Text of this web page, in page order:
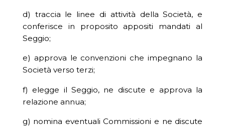
d) traccia le linee di attività della Società, e
conferisce in proposito appositi mandati al
Seggio;
e) approva le convenzioni che impegnano la
Società verso terzi;
f) elegge il Seggio, ne discute e approva la
relazione annua;
g) nomina eventuali Commissioni e ne discute